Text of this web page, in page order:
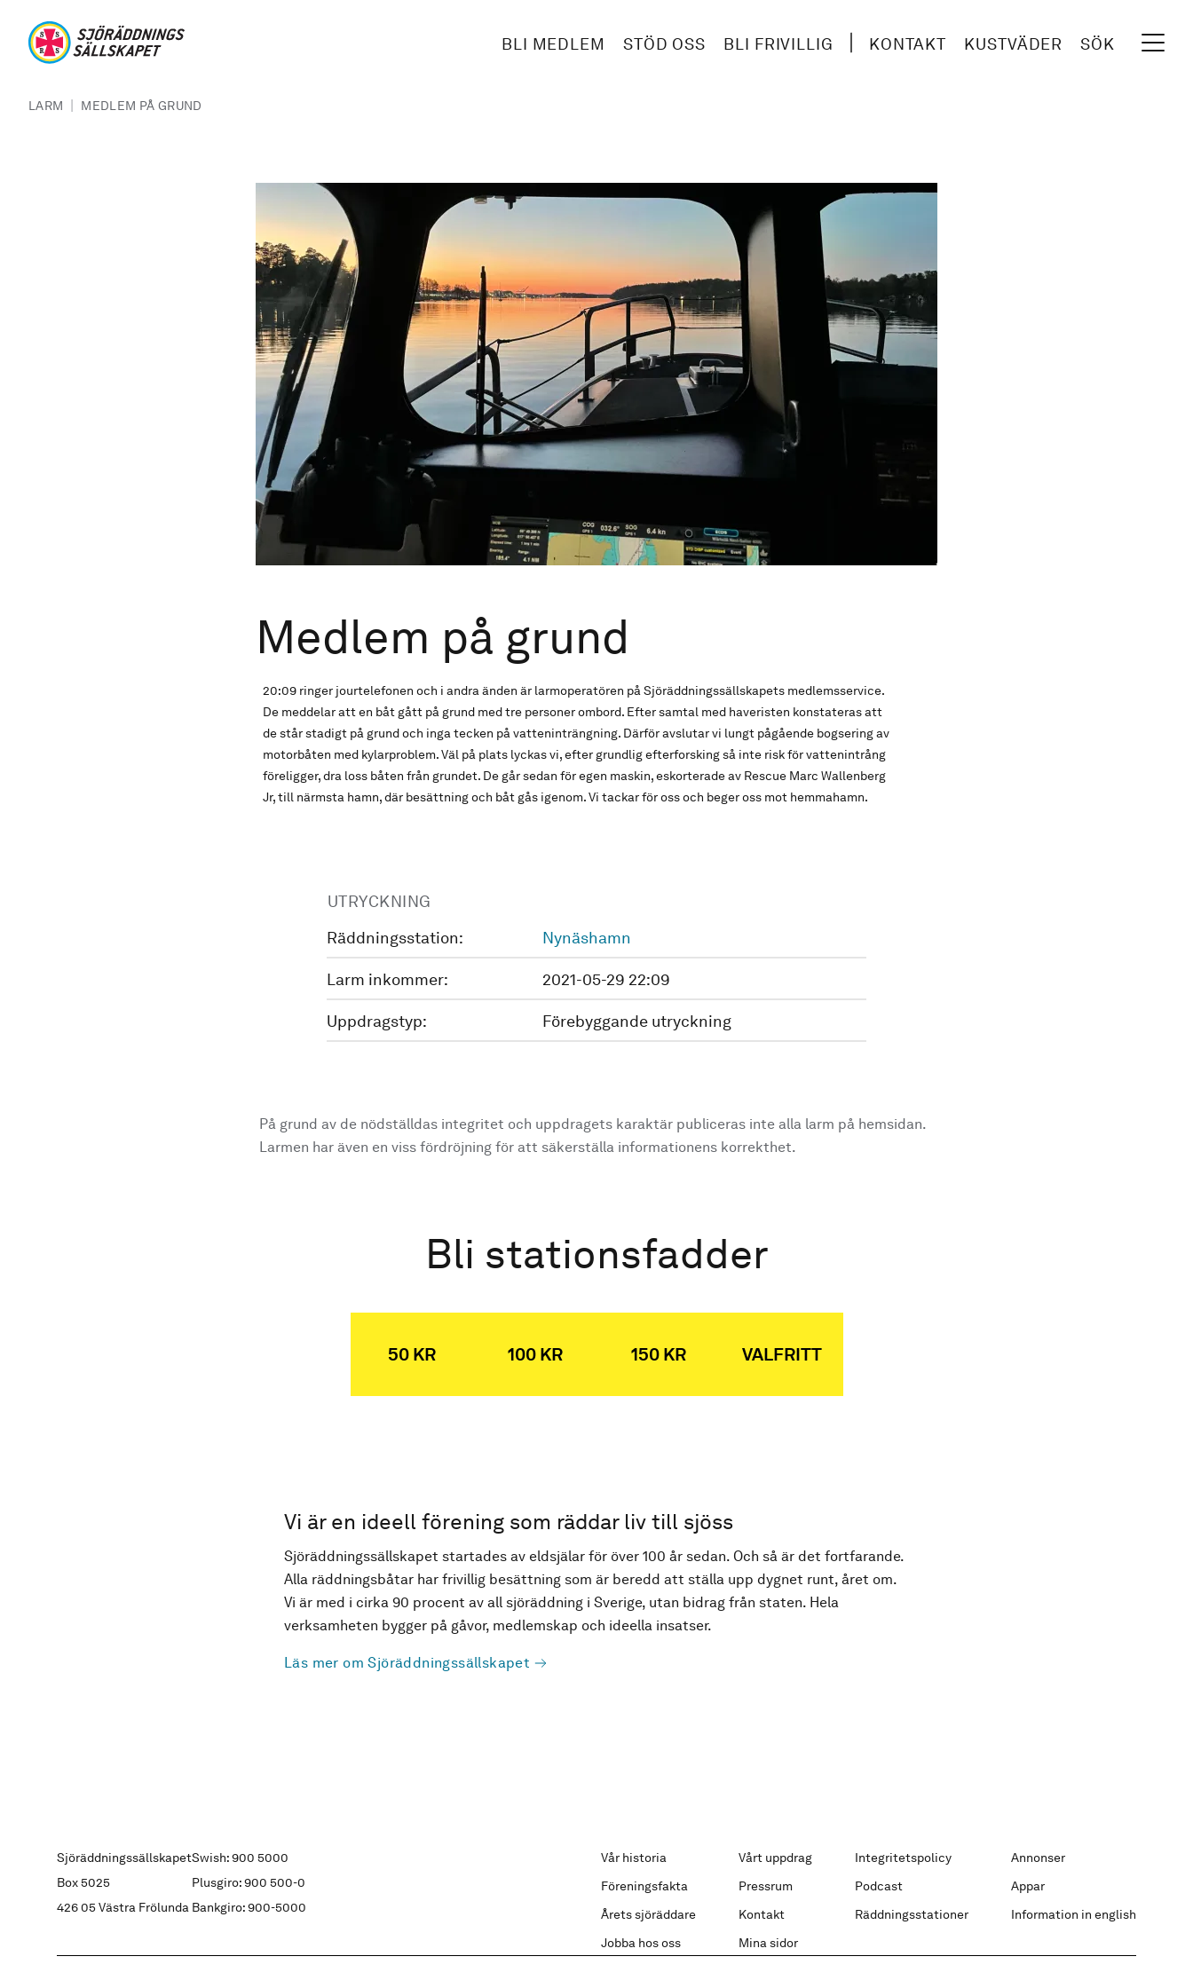
BLI MEDLEM STÖD OSS BLI FRIVILLIG KONTAKT KUSTVÄDER SÖK
LARM | MEDLEM PÅ GRUND
Medlem på grund
20:09 ringer jourtelefonen och i andra änden är larmoperatören på Sjöräddningssällskapets medlemsservice.
De meddelar att en båt gått på grund med tre personer ombord. Efter samtal med haveristen konstateras att
de står stadigt på grund och inga tecken på vatteninträngning. Därför avslutar vi lungt pågående bogsering av
motorbåten med kylarproblem. Väl på plats lyckas vi, efter grundlig efterforsking så inte risk för vattenintrång
föreligger, dra loss båten från grundet. De går sedan för egen maskin, eskorterade av Rescue Marc Wallenberg
Jr, till närmsta hamn, där besättning och båt gås igenom. Vi tackar för oss och beger oss mot hemmahamn.
UTRYCKNING
Räddningsstation:
Nynäshamn
Larm inkommer: 2021-05-29 22:09
Uppdragstyp: Förebyggande utryckning
På grund av de nödställdas integritet och uppdragets karaktär publiceras inte alla larm på hemsidan.
Larmen har även en viss fördröjning för att säkerställa informationens korrekthet.
Bli stationsfadder
50 KR 100 KR 150 KR VALFRITT
Vi är en ideell förening som räddar liv till sjöss
Sjöräddningssällskapet startades av eldsjälar för över 100 år sedan. Och så är det fortfarande.
Alla räddningsbåtar har frivillig besättning som är beredd att ställa upp dygnet runt, året om.
Vi är med i cirka 90 procent av all sjöräddning i Sverige, utan bidrag från staten. Hela
verksamheten bygger på gåvor, medlemskap och ideella insatser.
Läs mer om Sjöräddningssällskapet
Sjöräddningssällskapet
Box 5025
426 05 Västra Frölunda
Swish: 900 5000
Plusgiro: 900 500-0
Bankgiro: 900-5000
Vår historia Vårt uppdrag Integritetspolicy
Annonser
Föreningsfakta
Pressrum Podcast
Appar
Årets sjöräddare
Kontakt Räddningsstationer
Information in english
Jobba hos oss
Mina sidor